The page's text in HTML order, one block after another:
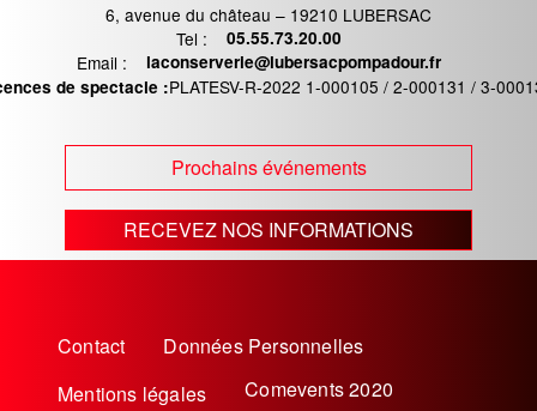
6, avenue du château – 19210 LUBERSAC
Tel :
Téléphone
05.55.73.20.00
Email : Email
laconserverie@lubersacpompadour.fr
de spectacle :PLATESV-R-2022 1-000105 / 2-000131 / 3-
Prochains événements
RECEVEZ NOS INFORMATIONS
Menu
Pied
Contact
Données Personnelles
Mentions légales
Comevents 2020